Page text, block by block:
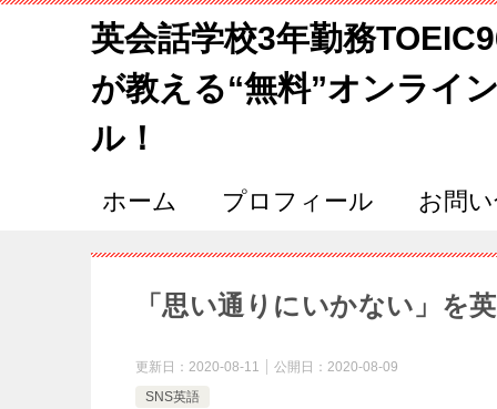
英会話学校3年勤務
が教える“無料”オンライ
ル！
ホーム プロフィール お問
「思い通りにいかない」を
更新日： 2020-08-11 公開日： 2020-08-09
SNS英語